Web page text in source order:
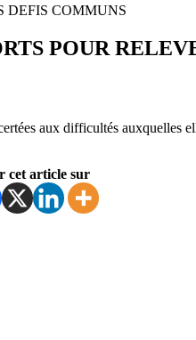
DEFIS COMMUNS
POUR
aux difficultés auxquelles
cet article sur